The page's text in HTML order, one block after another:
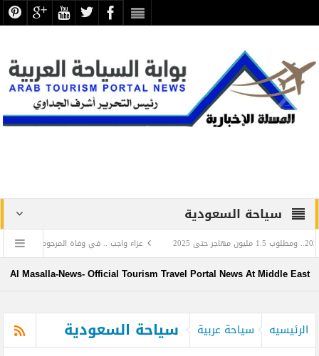
سياحة السعودية
عزاء واجب .. في وفاة المرحومة بأذنه تعالي والدة
الذي أدخل اللغة العربية إلى روسيا
تجليات اللغة العربية في بهاء الخط العربي..
Al Masalla-News- Official Tourism Travel Portal News At Middle East
الرئيسيه سياحة عربية سياحة السعودية